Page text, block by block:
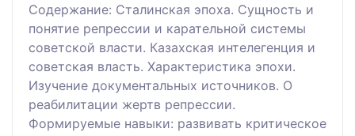
Содержание: Сталинская эпоха. Сущность и
понятие репрессии и карательной системы
советской власти. Казахская интелегенция и
советская власть. Характеристика эпохи.
Изучение документальных источников. О
реабилитации жертв репрессии.
Формируемые навыки: развивать критическое